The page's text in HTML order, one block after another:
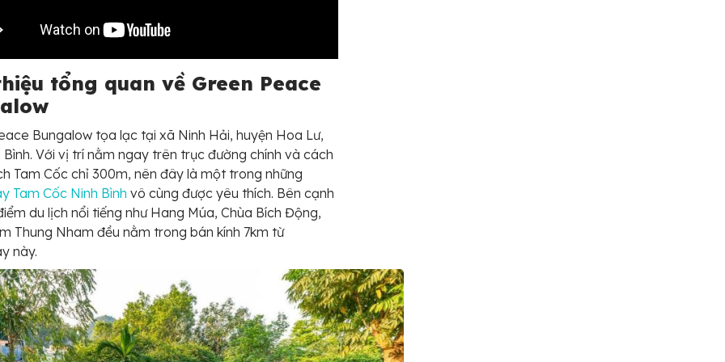
tổng quan về Green Peace
Bungalow tọa lạc tại xã Ninh Hải, huyện Hoa Lư,
Bình. Với vị trí nằm ngay trên trục đường chính và cách
Tam Cốc chỉ 300m, nên đây là một trong những
Tam Cốc Ninh Bình vô cùng được yêu thích. Bên cạnh
du lịch nổi tiếng như Hang Múa, Chùa Bích Động,
Thung Nham đều nằm trong bán kính 7km từ
này.